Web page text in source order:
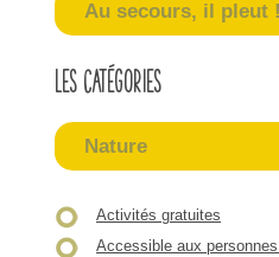
Au secours, il pleut !
Les catégories
Nature
Activités gratuites
Accessible aux